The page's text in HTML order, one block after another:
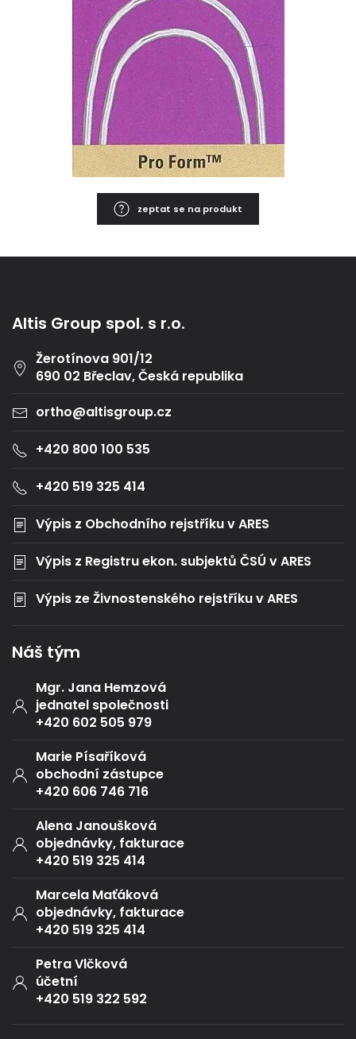
zeptat se na produkt
Altis Group spol. s r.o.
Žerotínova 901/12
690 02 Břeclav, Česká republika
ortho@altisgroup.cz
+420 800 100 535
+420 519 325 414
Výpis z Obchodního rejstříku v ARES
Výpis z Registru ekon. subjektů ČSÚ v ARES
Výpis ze Živnostenského rejstříku v ARES
Náš tým
Mgr. Jana Hemzová
jednatel společnosti
+420 602 505 979
Marie Písaříková
obchodní zástupce
+420 606 746 716
Alena Janoušková
objednávky, fakturace
+420 519 325 414
Marcela Maťáková
objednávky, fakturace
+420 519 325 414
Petra Vlčková
účetní
+420 519 322 592